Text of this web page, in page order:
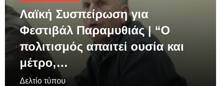
Λαϊκή Συσπείρωση για
Φεστιβάλ Παραμυθιάς | “Ο
πολιτισμός απαιτεί ουσία και
μέτρο,…
Δελτίο τύπου